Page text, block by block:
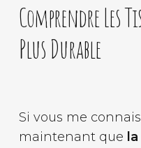
Comprendre Les
Plus Durable
Si vous me
maintenant que